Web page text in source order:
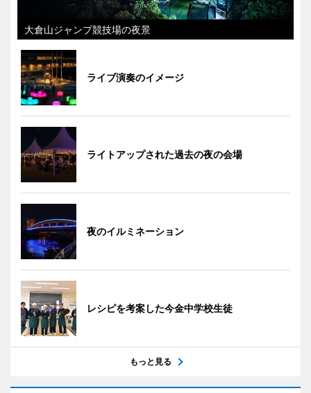
大倉山ジャンプ競技場の夜景
ライブ演奏のイメージ
ライトアップされた過去の夜の会場
夜のイルミネーション
レシピを考案した今金中学校生徒
もっと見る